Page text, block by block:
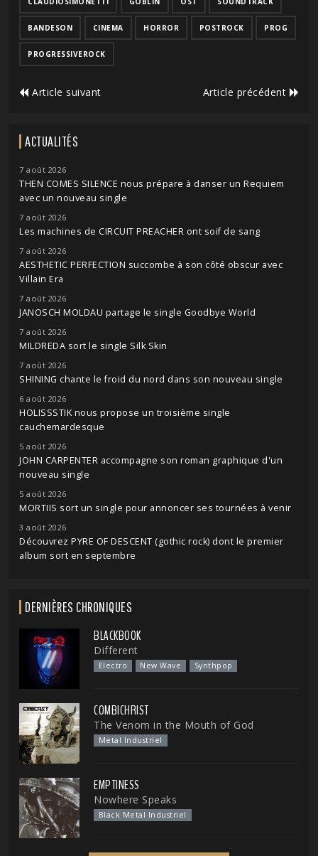
BANDESON CINEMA HORROR POSTROCK PROG
PROGRESSIVEROCK
Article suivant Article précédent
ACTUALITÉS
7 août 2026
THEN COMES SILENCE nous prépare à danser un Requiem
avec un nouveau single
7 août 2026
Les machines de CIRCUIT PREACHER ont soif de sang
7 août 2026
AESTHETIC PERFECTION succombe à son côté obscur avec
Villain Era
7 août 2026
JANOSCH MOLDAU partage le single Goodbye World
7 août 2026
MILDREDA sort le single Silk Skin
7 août 2026
SHINING chante le froid du nord dans son nouveau single
6 août 2026
HOLISSSTIK nous propose un troisième single
cauchemardesque
5 août 2026
JOHN CARPENTER accompagne son roman graphique d'un
nouveau single
5 août 2026
MORTIIS sort un single pour annoncer ses tournées à venir
3 août 2026
Découvrez PYRE OF DESCENT (gothic rock) dont le premier
album sort en septembre
DERNIÈRES CHRONIQUES
BLACKBOOK
Different
Electro New Wave Synthpop
COMBICHRIST
The Venom in the Mouth of God
Metal Industriel
EMPTINESS
Nowhere Speaks
Black Metal Industriel